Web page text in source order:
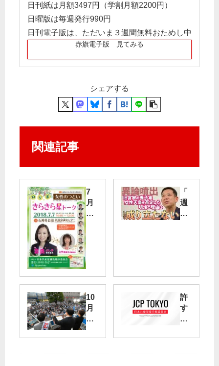
日刊紙は月額3497円（学割月額2200円）
日曜版は毎週発行990円
日刊電子版は、ただいま３週間無料おためし中
赤旗電子版 見てみる
シェアする
関連記事
7
月
の
ど
ス
ケ
ジ
ル
「
週
刊
78
が
公
開
ま
10
月
1
（
日
許
す
な
戦
争